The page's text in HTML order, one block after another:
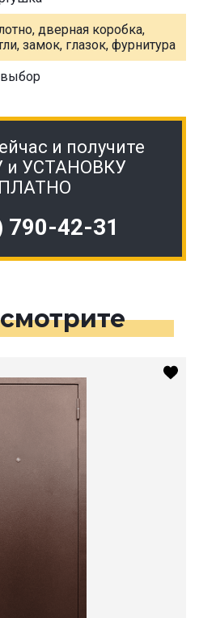
дверная коробка,
замок, глазок, фурнитура
и получите
и УСТАНОВКУ
790-42-31